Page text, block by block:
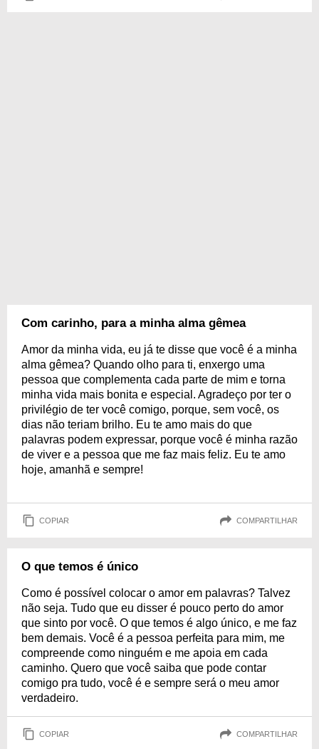
Com carinho, para a minha alma gêmea
Amor da minha vida, eu já te disse que você é a minha
alma gêmea? Quando olho para ti, enxergo uma
pessoa que complementa cada parte de mim e torna
minha vida mais bonita e especial. Agradeço por ter o
privilégio de ter você comigo, porque, sem você, os
dias não teriam brilho. Eu te amo mais do que
palavras podem expressar, porque você é minha razão
de viver e a pessoa que me faz mais feliz. Eu te amo
hoje, amanhã e sempre!
COPIAR COMPARTILHAR
O que temos é único
Como é possível colocar o amor em palavras? Talvez
não seja. Tudo que eu disser é pouco perto do amor
que sinto por você. O que temos é algo único, e me faz
bem demais. Você é a pessoa perfeita para mim, me
compreende como ninguém e me apoia em cada
caminho. Quero que você saiba que pode contar
comigo pra tudo, você é e sempre será o meu amor
verdadeiro.
COPIAR COMPARTILHAR